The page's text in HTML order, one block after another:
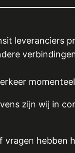
zijn wij in